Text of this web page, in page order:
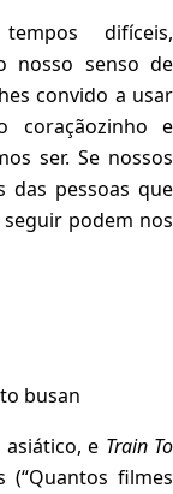
difíceis,
nosso senso de
convido a usar
coraçãozinho e
ser. Se nossos
das pessoas que
podem nos
e Train To
filmes